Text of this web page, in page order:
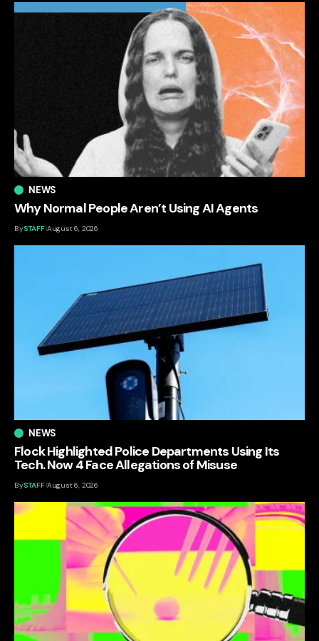
NEWS
Why Normal People Aren’t Using AI Agents
BySTAFF August 6, 2026
NEWS
Flock Highlighted Police Departments Using Its
Tech. Now 4 Face Allegations of Misuse
BySTAFF August 6, 2026